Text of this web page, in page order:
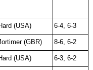
(USA) 6-4, 6-3
(GBR) 8-6, 6-2
(USA) 6-3, 6-2